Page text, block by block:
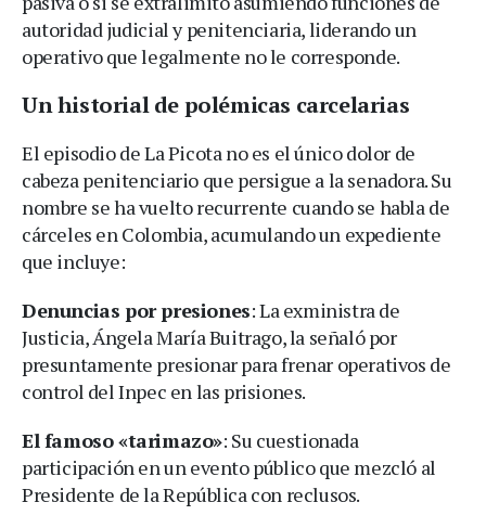
autoridad judicial y penitenciaria, liderando un
operativo que legalmente no le corresponde.
Un historial de polémicas carcelarias
El episodio de La Picota no es el único dolor de
cabeza penitenciario que persigue a la senadora. Su
nombre se ha vuelto recurrente cuando se habla de
cárceles en Colombia, acumulando un expediente
que incluye:
Denuncias por presiones: La exministra de
Justicia, Ángela María Buitrago, la señaló por
presuntamente presionar para frenar operativos de
control del Inpec en las prisiones.
El famoso «tarimazo»: Su cuestionada
participación en un evento público que mezcló al
Presidente de la República con reclusos.